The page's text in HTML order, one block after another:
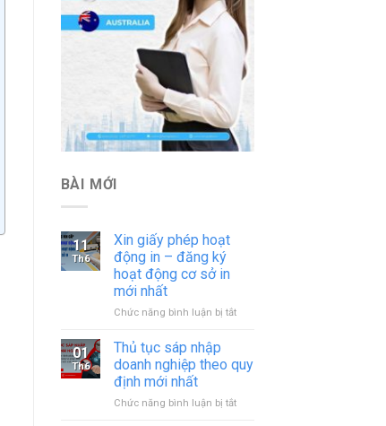
BÀI MỚI
11
Th6
Xin giấy phép hoạt
động in – đăng ký
hoạt động cơ sở in
mới nhất
Chức năng bình luận bị tắtở
hoạt
in
01
Th6
Thủ tục sáp nhập
doanh nghiệp theo quy
định mới nhất
Chức năng bình luận bị tắtở